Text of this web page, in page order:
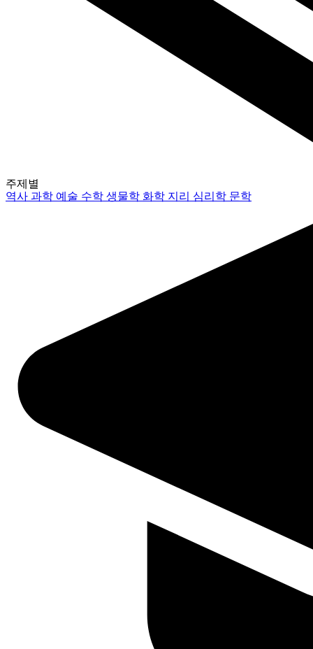
주제별
역사과학 예술 수학생물학 화학 지리 심리학 문학